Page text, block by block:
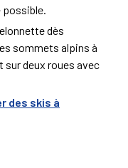
dès
sommets alpins à
deux roues avec
des skis à